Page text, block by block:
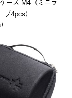
ブ4pcs）